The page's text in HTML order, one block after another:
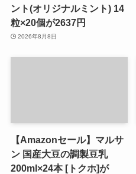
ント(オリジナルミント) 14
粒×20個が2637円
2026年8月8日
【Amazonセール】マルサ
ン 国産大豆の調製豆乳
200ml×24本 [トクホ]が